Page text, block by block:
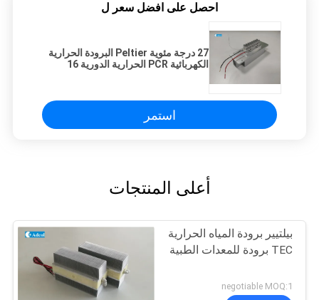
احصل على افضل سعر ل
27 درجة مئوية Peltier البرودة الحرارية
الكهربائية PCR الحرارية الدورية 16
استمر
أعلى المنتجات
بيلتيير برودة المياه الحرارية
TEC برودة للمعدات الطبية
negotiable MOQ:1